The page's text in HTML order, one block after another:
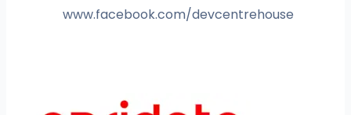
www.facebook.com/devcentrehouse